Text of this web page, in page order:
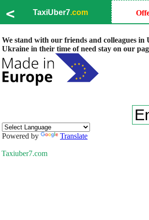
< TaxiUber7.com
We stand with our friends and colleagues
Ukraine in their time of need stay on our
Powered by Translate
Taxiuber7.com